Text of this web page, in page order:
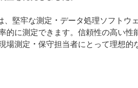
、堅牢な測定・データ処理ソフトウ
的に測定できます。信頼性の高い
場測定・保守担当者にとって理想的